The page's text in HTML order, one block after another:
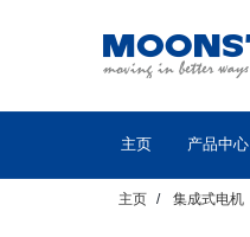
主页 产品中心
主页 集成式电机